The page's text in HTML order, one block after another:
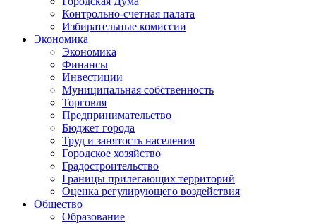
Контрольно-счетная палата
Избирательные комиссии
Экономика
Экономика
Финансы
Инвестиции
Муниципальная собственность
Торговля
Предпринимательство
Бюджет города
Труд и занятость населения
Городское хозяйство
Градостроительство
Границы прилегающих территорий
Оценка регулирующего воздействия
Общество
Образование